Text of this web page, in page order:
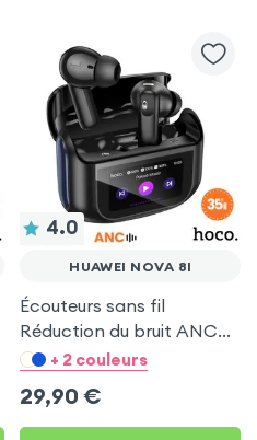
4.0
HUAWEI NOVA 8I
Écouteurs sans fil
Réduction du bruit ANC
ENC - Hoco Noir pour
+ 2 couleurs
29,90 €